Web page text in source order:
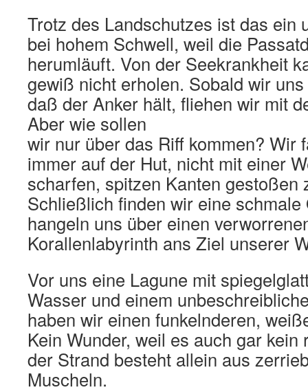
Trotz des Landschutzes ist das ein
bei hohem Schwell, weil die
herumläuft. Von der Seekrankheit
gewiß nicht erholen. Sobald wir
daß der Anker hält, fliehen wir mit
Aber wie sollen
wir nur über das Riff kommen? Wir
immer auf der Hut, nicht mit einer
scharfen, spitzen Kanten gestoßen
Schließlich finden wir eine schmale
hangeln uns über einen
Korallenlabyrinth ans Ziel unserer
Vor uns eine Lagune mit
Wasser und einem
haben wir einen funkelnderen,
Kein Wunder, weil es auch gar
der Strand besteht allein aus
Muscheln.